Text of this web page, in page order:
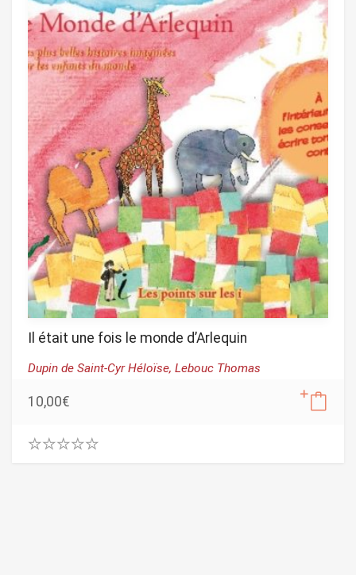
Il était une fois le monde d’Arlequin
Dupin de Saint-Cyr Héloïse, Lebouc Thomas
10,00€